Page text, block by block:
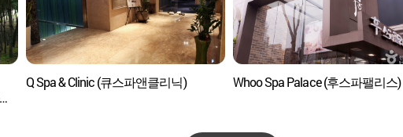
Q Spa & Clinic (큐스파앤클리닉) Whoo Spa Palace (후스파팰리스)